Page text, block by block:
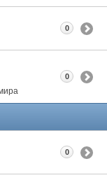
0
0
0